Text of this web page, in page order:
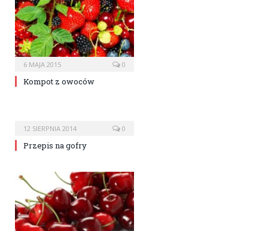
6 MAJA 2015 0
Kompot z owoców
12 SIERPNIA 2014 0
Przepis na gofry